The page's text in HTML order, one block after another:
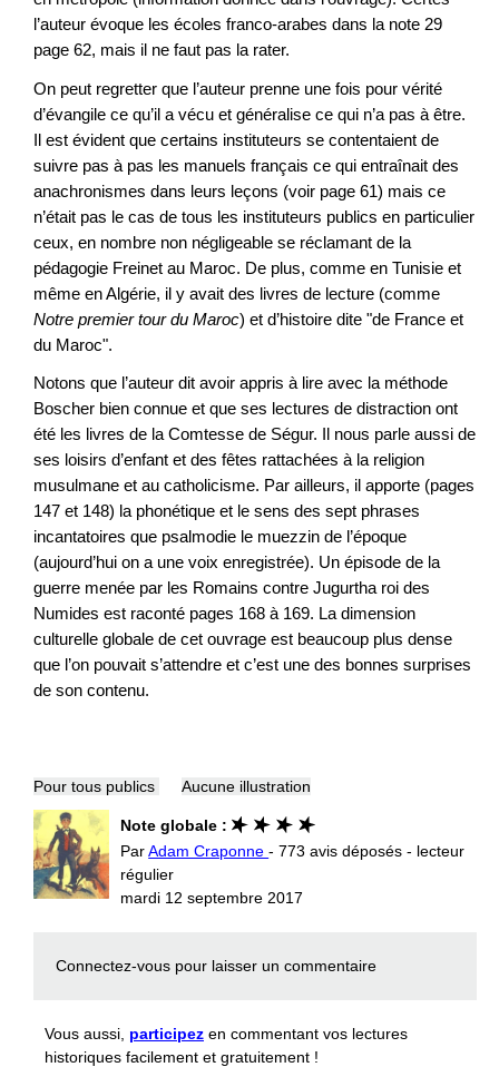
l’auteur évoque les écoles franco-arabes dans la note 29
page 62, mais il ne faut pas la rater.
On peut regretter que l’auteur prenne une fois pour vérité
d’évangile ce qu’il a vécu et généralise ce qui n’a pas à être.
Il est évident que certains instituteurs se contentaient de
suivre pas à pas les manuels français ce qui entraînait des
anachronismes dans leurs leçons (voir page 61) mais ce
n’était pas le cas de tous les instituteurs publics en particulier
ceux, en nombre non négligeable se réclamant de la
pédagogie Freinet au Maroc. De plus, comme en Tunisie et
même en Algérie, il y avait des livres de lecture (comme
Notre premier tour du Maroc) et d’histoire dite "de France et
du Maroc".
Notons que l’auteur dit avoir appris à lire avec la méthode
Boscher bien connue et que ses lectures de distraction ont
été les livres de la Comtesse de Ségur. Il nous parle aussi de
ses loisirs d’enfant et des fêtes rattachées à la religion
musulmane et au catholicisme. Par ailleurs, il apporte (pages
147 et 148) la phonétique et le sens des sept phrases
incantatoires que psalmodie le muezzin de l’époque
(aujourd’hui on a une voix enregistrée). Un épisode de la
guerre menée par les Romains contre Jugurtha roi des
Numides est raconté pages 168 à 169. La dimension
culturelle globale de cet ouvrage est beaucoup plus dense
que l’on pouvait s’attendre et c’est une des bonnes surprises
de son contenu.
Pour tous publics Aucune illustration
Note globale :
ParAdam Craponne- 773 avis déposés - lecteur
régulier
mardi 12 septembre 2017
Connectez-vous pour laisser un commentaire
Vous aussi, participez en commentant vos lectures
historiques facilement et gratuitement !